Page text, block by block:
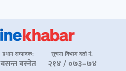
प्रधान सम्पादक:
बसन्त बस्नेत
सूचना विभाग दर्ता नं.
२१४ / ०७३–७४